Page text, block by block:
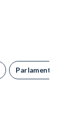
Parlament und